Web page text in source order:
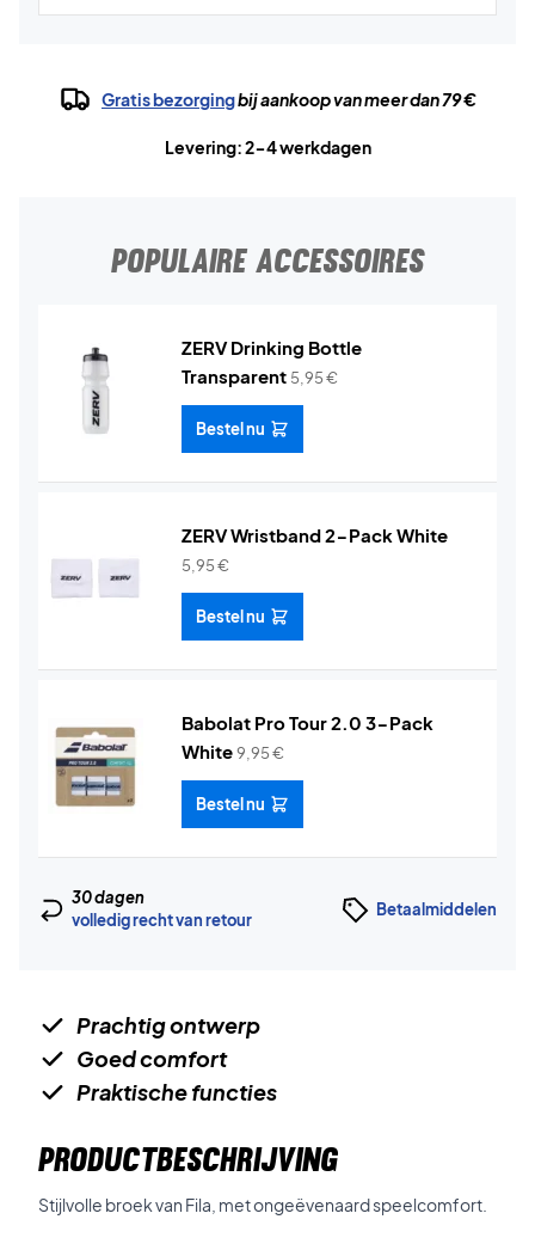
Gratis bezorgingbij aankoop van meer dan 79 €
Levering: 2-4 werkdagen
POPULAIRE ACCESSOIRES
ZERV Drinking Bottle
Transparent 5,95€
Bestel nu
ZERV Wristband 2-Pack White
5,95€
Bestel nu
Babolat Pro Tour 2.0 3-Pack
White9,95€
Bestel nu
30 dagen
volledig recht van retour
Betaalmiddelen
Prachtig ontwerp
Goed comfort
Praktische functies
PRODUCTBESCHRIJVING
Stijlvolle broek van Fila, met ongeëvenaard speelcomfort.